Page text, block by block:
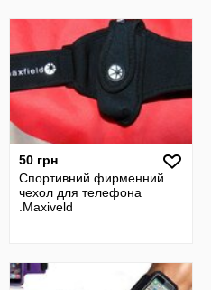
50 грн
Спортивний фирменний
чехол для телефона
.Maxiveld